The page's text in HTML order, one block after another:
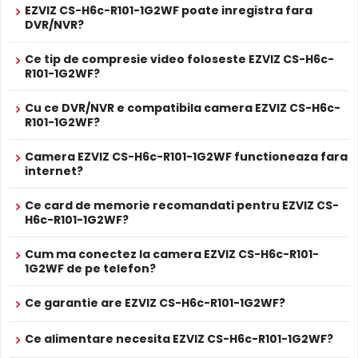
noptii acesta este retras pentru a permite luminii IR sa
treaca, imbunatatind vizibilitatea.
Infrarosu Inteligent (Smart IR)
EZVIZ CS-H6c-R101-1G2WF este dotata cu functia
Infrarosu Inteligent
(Smart IR), ce regleaza automat
intensitatea iluminatorului in infrarosu in functie de
imaginii la distante mici.
Microfon Incorporat
Protocolul EZVIZ Cloud Proprietar Protocol
Protocolul de interfață Protocolul proprietar EZVIZ
ALIMENTARE
5V DC / 5 W
Alimentare
POE
Nu
Prospect
tehnic
* Specificatiile tehnice ale produsului EZVIZ CS-H6c-R101-1G2WF au
caracter informativ.
EZVIZ CS-H6c-R101-1G2WF poate inregistra fara
DVR/NVR?
Ce tip de compresie video foloseste EZVIZ CS-H6c-
R101-1G2WF?
Cu ce DVR/NVR e compatibila camera EZVIZ CS-H6c-
R101-1G2WF?
Camera EZVIZ CS-H6c-R101-1G2WF functioneaza fara
internet?
Ce card de memorie recomandati pentru EZVIZ CS-
H6c-R101-1G2WF?
Cum ma conectez la camera EZVIZ CS-H6c-R101-
1G2WF de pe telefon?
Ce garantie are EZVIZ CS-H6c-R101-1G2WF?
Ce alimentare necesita EZVIZ CS-H6c-R101-1G2WF?